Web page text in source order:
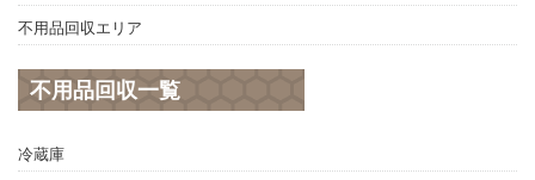
不用品回収エリア
不用品回収一覧
冷蔵庫